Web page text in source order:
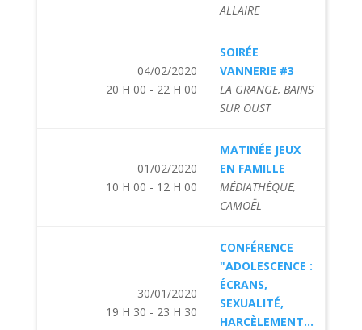
ALLAIRE
04/02/2020
20 H 00 - 22 H 00
SOIRÉE
VANNERIE #3
LA GRANGE, BAINS
SUR OUST
01/02/2020
10 H 00 - 12 H 00
MATINÉE JEUX
EN FAMILLE
MÉDIATHÈQUE,
CAMOËL
30/01/2020
19 H 30 - 23 H 30
CONFÉRENCE
"ADOLESCENCE :
ÉCRANS,
SEXUALITÉ,
HARCÈLEMENT...